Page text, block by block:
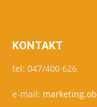
KONTAKT
tel: 047/400 626
e-mail: